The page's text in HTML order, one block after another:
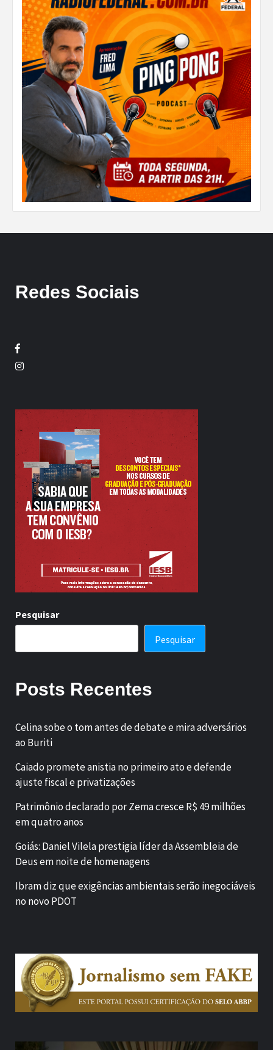
Redes Sociais
Facebook
Twitter
Pesquisar
Pesquisar
Posts Recentes
Celina sobe o tom antes de debate e mira adversários
ao Buriti
Caiado promete anistia no primeiro ato e defende
ajuste fiscal e privatizações
Patrimônio declarado por Zema cresce R$ 49 milhões
em quatro anos
Goiás: Daniel Vilela prestigia líder da Assembleia de
Deus em noite de homenagens
Ibram diz que exigências ambientais serão inegociáveis
no novo PDOT